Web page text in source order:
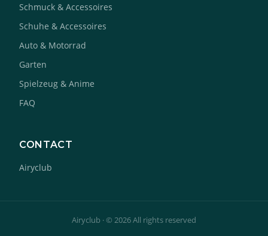
Schmuck & Accessoires
Schuhe & Accessoires
Auto & Motorrad
Garten
Spielzeug & Anime
FAQ
CONTACT
Airyclub
Airyclub · © 2026 All rights reserved